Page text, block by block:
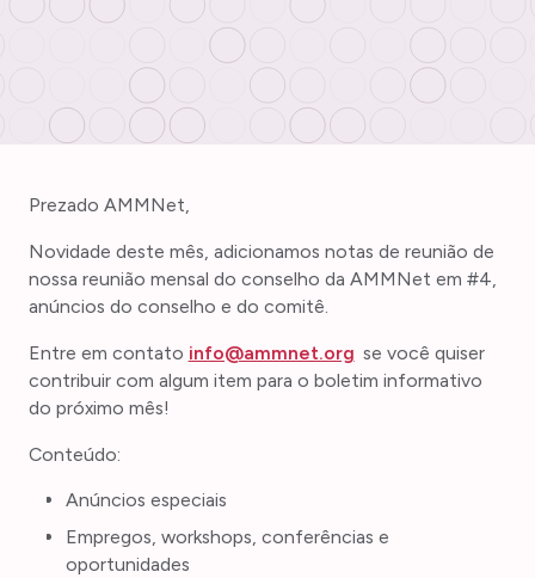
Prezado AMMNet,
Novidade deste mês, adicionamos notas de reunião de
nossa reunião mensal do conselho da AMMNet em #4,
anúncios do conselho e do comitê.
Entre em contato info@ammnet.org se você quiser
contribuir com algum item para o boletim informativo
do próximo mês!
Conteúdo:
Anúncios especiais
Empregos, workshops, conferências e
oportunidades